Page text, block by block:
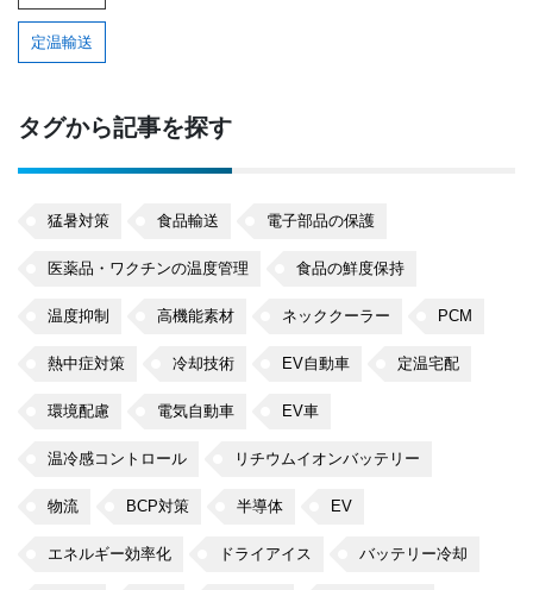
定温輸送
タグから記事を探す
猛暑対策 食品輸送 電子部品の保護
医薬品・ワクチンの温度管理 食品の鮮度保持
温度抑制 高機能素材 ネッククーラー PCM
熱中症対策 冷却技術 EV自動車 定温宅配
環境配慮 電気自動車 EV車
温冷感コントロール リチウムイオンバッテリー
物流 BCP対策 半導体 EV
エネルギー効率化 ドライアイス バッテリー冷却